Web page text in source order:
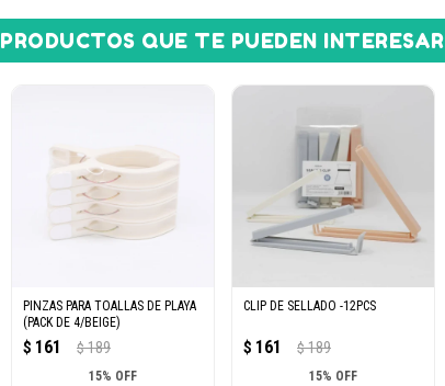
PRODUCTOS QUE TE PUEDEN INTERESAR
PINZAS PARA TOALLAS DE PLAYA
(PACK DE 4/BEIGE)
$ 161 $ 189
15% OFF
CLIP DE SELLADO -12PCS
$ 161 $ 189
15% OFF